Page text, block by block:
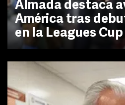
Almada destaca
América tras
en la Leagues Cup